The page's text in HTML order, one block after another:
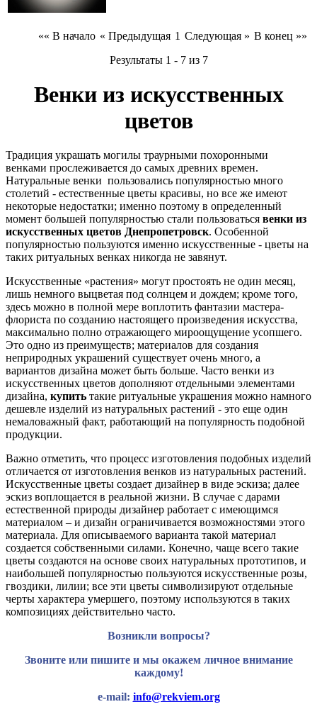
«« В начало « Предыдущая 1 Следующая » В конец »»
Результаты 1 - 7 из 7
Венки из искусственных
цветов
Традиция украшать могилы траурными похоронными
венками прослеживается до самых древних времен.
Натуральные венки пользовались популярностью много
столетий - естественные цветы красивы, но все же имеют
некоторые недостатки; именно поэтому в определенный
момент большей популярностью стали пользоваться венки из
искусственных цветов Днепропетровск. Особенной
популярностью пользуются именно искусственные - цветы на
таких ритуальных венках никогда не завянут.
Искусственные «растения» могут простоять не один месяц,
лишь немного выцветая под солнцем и дождем; кроме того,
здесь можно в полной мере воплотить фантазии мастера-
флориста по созданию настоящего произведения искусства,
максимально полно отражающего мироощущение усопшего.
Это одно из преимуществ; материалов для создания
неприродных украшений существует очень много, а
вариантов дизайна может быть больше. Часто венки из
искусственных цветов дополняют отдельными элементами
дизайна, купить такие ритуальные украшения можно намного
дешевле изделий из натуральных растений - это еще один
немаловажный факт, работающий на популярность подобной
продукции.
Важно отметить, что процесс изготовления подобных изделий
отличается от изготовления венков из натуральных растений.
Искусственные цветы создает дизайнер в виде эскиза; далее
эскиз воплощается в реальной жизни. В случае с дарами
естественной природы дизайнер работает с имеющимся
материалом – и дизайн ограничивается возможностями этого
материала. Для описываемого варианта такой материал
создается собственными силами. Конечно, чаще всего такие
цветы создаются на основе своих натуральных прототипов, и
наибольшей популярностью пользуются искусственные розы,
гвоздики, лилии; все эти цветы символизируют отдельные
черты характера умершего, поэтому используются в таких
композициях действительно часто.
Возникли вопросы?
Звоните или пишите и мы окажем личное внимание
каждому!
e-mail: info@rekviem.org